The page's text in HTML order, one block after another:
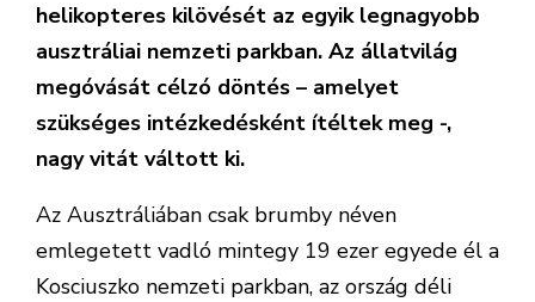
helikopteres kilövését az egyik legnagyobb
ausztráliai nemzeti parkban. Az állatvilág
megóvását célzó döntés – amelyet
szükséges intézkedésként ítéltek meg -,
nagy vitát váltott ki.
Az Ausztráliában csak brumby néven
emlegetett vadló mintegy 19 ezer egyede él a
Kosciuszko nemzeti parkban, az ország déli